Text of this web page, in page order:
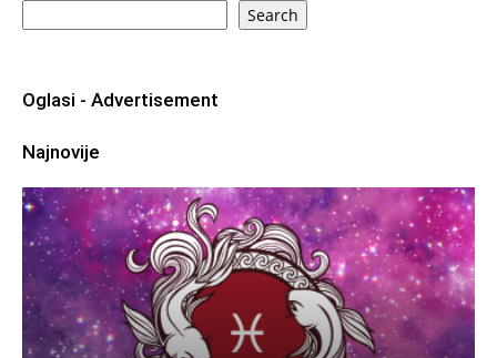
Search
Oglasi - Advertisement
Najnovije